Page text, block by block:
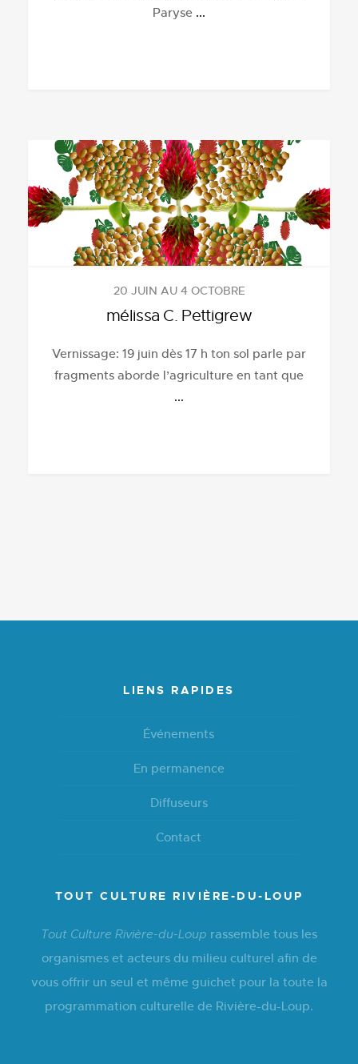
Paryse ...
20 JUIN AU 4 OCTOBRE
mélissa C. Pettigrew
Vernissage: 19 juin dès 17 h ton sol parle par
fragments aborde l’agriculture en tant que
...
LIENS RAPIDES
Événements
En permanence
Diffuseurs
Contact
TOUT CULTURE RIVIÈRE-DU-LOUP
Tout Culture Rivière-du-Loup rassemble tous les
organismes et acteurs du milieu culturel afin de
vous offrir un seul et même guichet pour la toute la
programmation culturelle de Rivière-du-Loup.